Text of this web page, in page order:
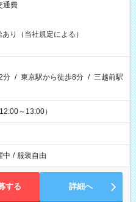
通費
り（当社規定による）
分 / 東京駅から徒歩8分 / 三越前駅
～13:00）
中 / 服装自由
する 詳細へ